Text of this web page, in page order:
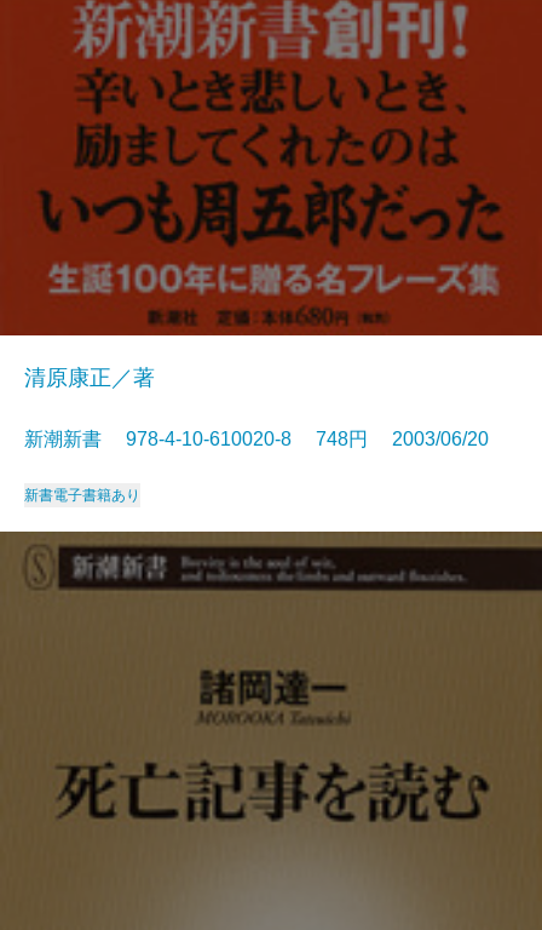
清原康正／著
新潮新書 978-4-10-610020-8 748円 2003/06/20
新書電子書籍あり